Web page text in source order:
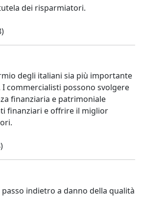
dei risparmiatori.
degli italiani sia più importante
commercialisti possono svolgere
finanziaria e patrimoniale
finanziari e offrire il miglior
passo indietro a danno della qualità